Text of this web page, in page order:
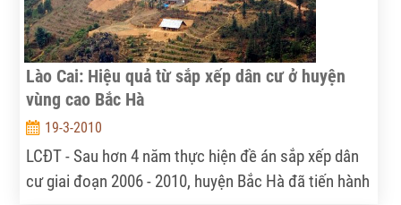
Lào Cai: Hiệu quả từ sắp xếp dân cư ở huyện
vùng cao Bắc Hà
19-3-2010
LCĐT - Sau hơn 4 năm thực hiện đề án sắp xếp dân
cư giai đoạn 2006 - 2010, huyện Bắc Hà đã tiến hành